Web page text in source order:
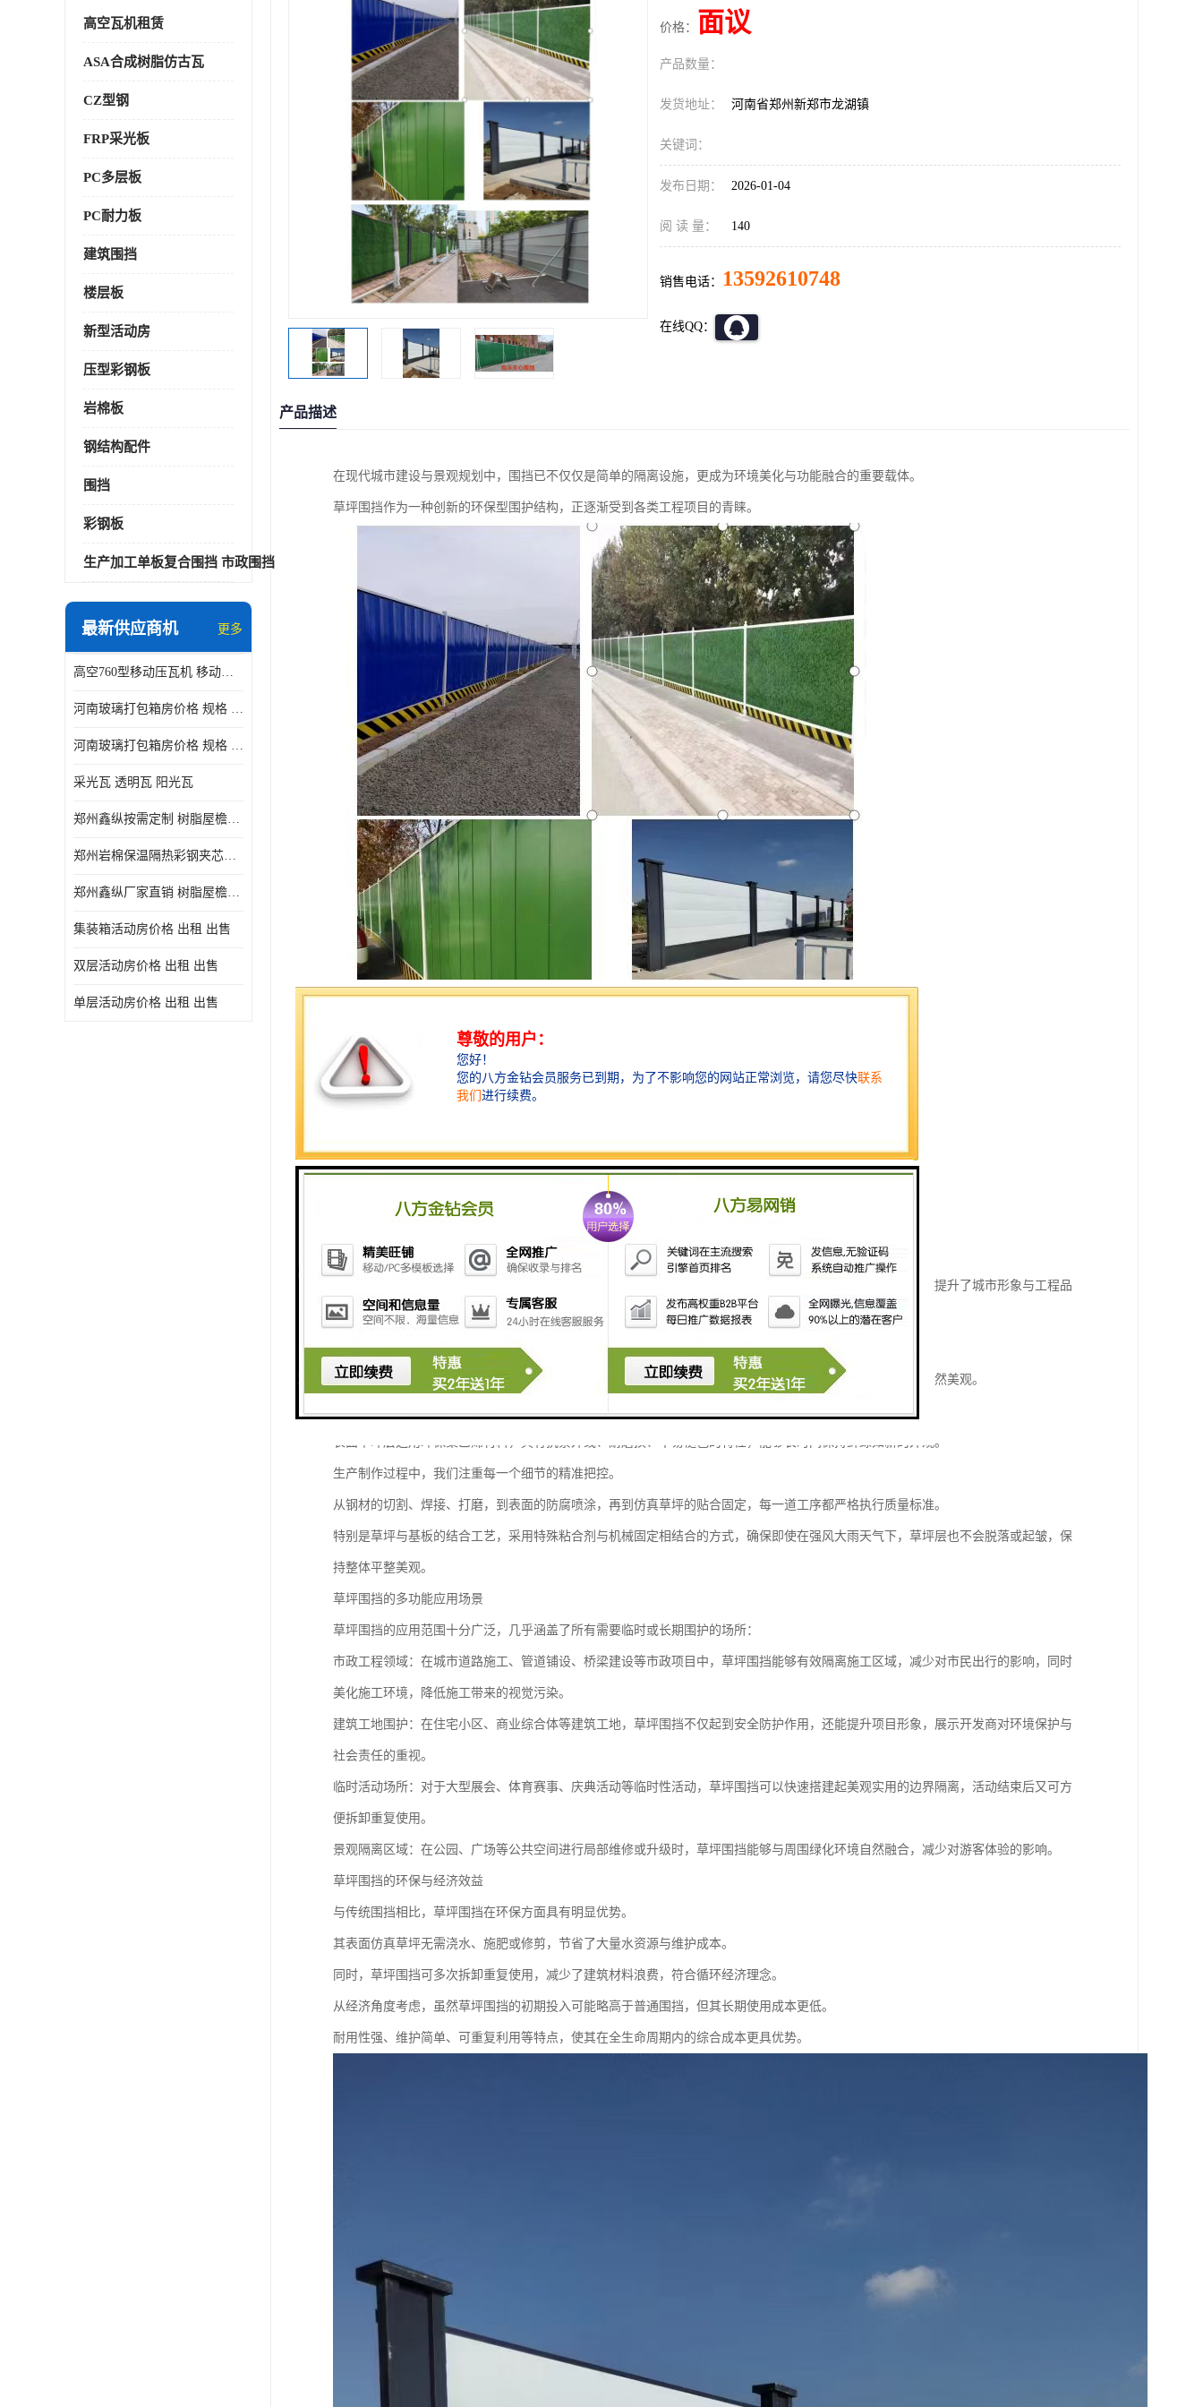
高空瓦机租赁
ASA合成树脂仿古瓦
CZ型钢
FRP采光板
PC多层板
PC耐力板
建筑围挡
楼层板
新型活动房
压型彩钢板
岩棉板
钢结构配件
围挡
彩钢板
生产加工单板复合围挡 市政围挡
最新供应商机 更多
高空760型移动压瓦机 移动升降制瓦设备租赁选郑州鑫纵
河南玻璃打包箱房价格 规格 鑫纵建材按需定制
河南玻璃打包箱房价格 规格 鑫纵建材批发
采光瓦 透明瓦 阳光瓦
郑州鑫纵按需定制 树脂屋檐装饰塑料琉璃瓦片 中式仿古瓦的特点 价格
郑州岩棉保温隔热彩钢夹芯板 郑州鑫纵支持定做
郑州鑫纵厂家直销 树脂屋檐装饰塑料琉璃瓦片 中式仿古瓦的特点 价格
集装箱活动房价格 出租 出售
双层活动房价格 出租 出售
单层活动房价格 出租 出售
价格： 面议
产品数量：
发货地址： 河南省郑州新郑市龙湖镇
关键词：
发布日期： 2026-01-04
阅 读 量： 140
销售电话： 13592610748
在线QQ：
产品描述
在现代城市建设与景观规划中，围挡已不仅仅是简单的隔离设施，更成为环境美化与功能融合的重要载体。
草坪围挡作为一种创新的环保型围护结构，正逐渐受到各类工程项目的青睐。
它不仅具备传统围挡的隔离与防护功能，更通过模拟自然草坪的外观，为施工现场增添了一抹绿色生机，有效提升了城市形象与工程品
质。
草坪围挡的材质与工艺特点
草坪围挡采用高强度合成材料为基础，表面覆盖仿真草坪层，既保证了结构的稳固耐用，又实现了视觉上的自然美观。
其核心支撑结构通常选用优质钢材，经过防锈防腐处理，确保在户外复杂环境下长期使用不生锈、不变形。
表面草坪层选用环保聚乙烯材料，具有抗紫外线、耐磨损、不易褪色的特性，能够长时间保持鲜绿如新的外观。
生产制作过程中，我们注重每一个细节的精准把控。
从钢材的切割、焊接、打磨，到表面的防腐喷涂，再到仿真草坪的贴合固定，每一道工序都严格执行质量标准。
特别是草坪与基板的结合工艺，采用特殊粘合剂与机械固定相结合的方式，确保即使在强风大雨天气下，草坪层也不会脱落或起皱，保
持整体平整美观。
草坪围挡的多功能应用场景
草坪围挡的应用范围十分广泛，几乎涵盖了所有需要临时或长期围护的场所：
市政工程领域：在城市道路施工、管道铺设、桥梁建设等市政项目中，草坪围挡能够有效隔离施工区域，减少对市民出行的影响，同时
美化施工环境，降低施工带来的视觉污染。
建筑工地围护：在住宅小区、商业综合体等建筑工地，草坪围挡不仅起到安全防护作用，还能提升项目形象，展示开发商对环境保护与
社会责任的重视。
临时活动场所：对于大型展会、体育赛事、庆典活动等临时性活动，草坪围挡可以快速搭建起美观实用的边界隔离，活动结束后又可方
便拆卸重复使用。
景观隔离区域：在公园、广场等公共空间进行局部维修或升级时，草坪围挡能够与周围绿化环境自然融合，减少对游客体验的影响。
草坪围挡的环保与经济效益
与传统围挡相比，草坪围挡在环保方面具有明显优势。
其表面仿真草坪无需浇水、施肥或修剪，节省了大量水资源与维护成本。
同时，草坪围挡可多次拆卸重复使用，减少了建筑材料浪费，符合循环经济理念。
从经济角度考虑，虽然草坪围挡的初期投入可能略高于普通围挡，但其长期使用成本更低。
耐用性强、维护简单、可重复利用等特点，使其在全生命周期内的综合成本更具优势。